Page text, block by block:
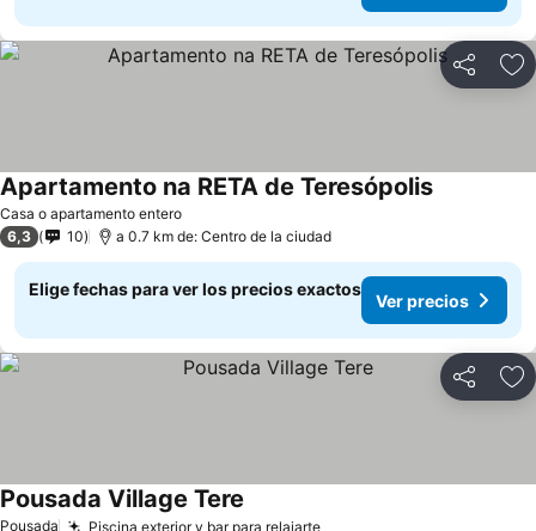
Compartir
Casa o apartamento entero
Apartamento na RETA de Teresópolis
6,3 10 a 0.7 km de: Centro de la ciudad
Elige fechas para ver los precios exactos
Ver precios
Compartir
Pousada Piscina exterior y bar para relajarte
Pousada Village Tere